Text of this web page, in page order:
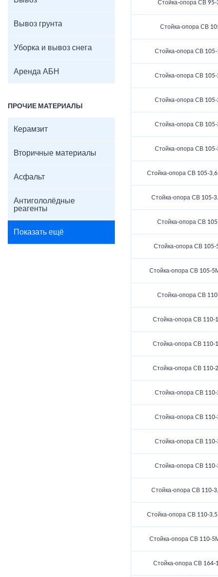
Вывоз грунта
Уборка и вывоз снега
Аренда АБН
ПРОЧИЕ МАТЕРИАЛЫ
Керамзит
Вторичные материалы
Асфальт
Антигололёдные
реагенты
Показать ещё
Стойка-опора СВ 95-
Стойка-опора СВ
Стойка-опора СВ 105-
Стойка-опора СВ 105-
Стойка-опора СВ 105-
Стойка-опора СВ 105-
Стойка-опора СВ 105-
Стойка-опора СВ 105-
Стойка-опора СВ 105-
Стойка-опора СВ
Стойка-опора СВ 105-
Стойка-опора СВ 105-
Стойка-опора СВ
Стойка-опора СВ 110-
Стойка-опора СВ 110-
Стойка-опора СВ 110-
Стойка-опора СВ 110-
Стойка-опора СВ 110-
Стойка-опора СВ 110-
Стойка-опора СВ 110-
Стойка-опора СВ 110-
Стойка-опора СВ 110-
Стойка-опора СВ 110-
Стойка-опора СВ 164-